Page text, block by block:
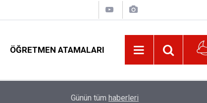
ÖĞRETMEN ATAMALARI
MEB, 2026-2027 Eğitim Yılı Kayıtlarında Yeni
Günün tüm haberleri